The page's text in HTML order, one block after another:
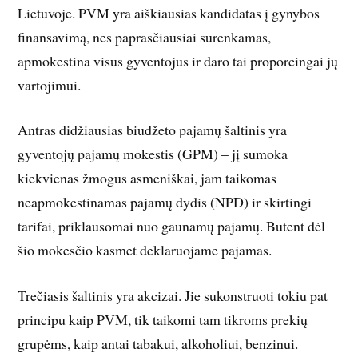
Lietuvoje. PVM yra aiškiausias kandidatas į gynybos
finansavimą, nes paprasčiausiai surenkamas,
apmokestina visus gyventojus ir daro tai proporcingai jų
vartojimui.
Antras didžiausias biudžeto pajamų šaltinis yra
gyventojų pajamų mokestis (GPM) – jį sumoka
kiekvienas žmogus asmeniškai, jam taikomas
neapmokestinamas pajamų dydis (NPD) ir skirtingi
tarifai, priklausomai nuo gaunamų pajamų. Būtent dėl
šio mokesčio kasmet deklaruojame pajamas.
Trečiasis šaltinis yra akcizai. Jie sukonstruoti tokiu pat
principu kaip PVM, tik taikomi tam tikroms prekių
grupėms, kaip antai tabakui, alkoholiui, benzinui.